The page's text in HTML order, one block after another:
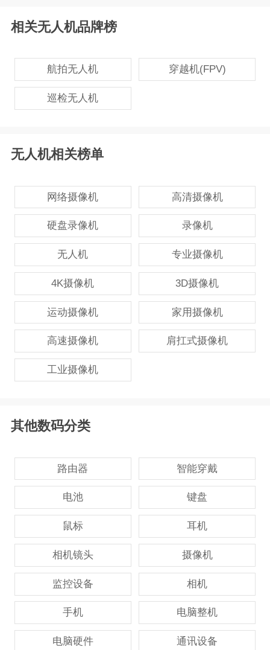
相关无人机品牌榜
航拍无人机 穿越机(FPV)
巡检无人机
无人机相关榜单
网络摄像机 高清摄像机
硬盘录像机 录像机
无人机 专业摄像机
4K摄像机 3D摄像机
运动摄像机 家用摄像机
高速摄像机 肩扛式摄像机
工业摄像机
其他数码分类
路由器 智能穿戴
电池 键盘
鼠标 耳机
相机镜头 摄像机
监控设备 相机
手机 电脑整机
电脑硬件 通讯设备